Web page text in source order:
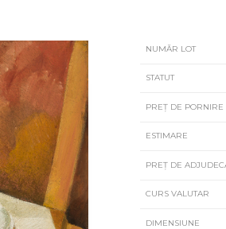
NUMĂR LOT
STATUT
PREȚ DE PORNIRE
ESTIMARE
PREȚ DE
CURS VALUTAR
DIMENSIUNE